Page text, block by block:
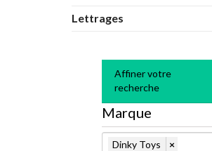
Lettrages
Affiner votre
recherche
Marque
Dinky Toys ×